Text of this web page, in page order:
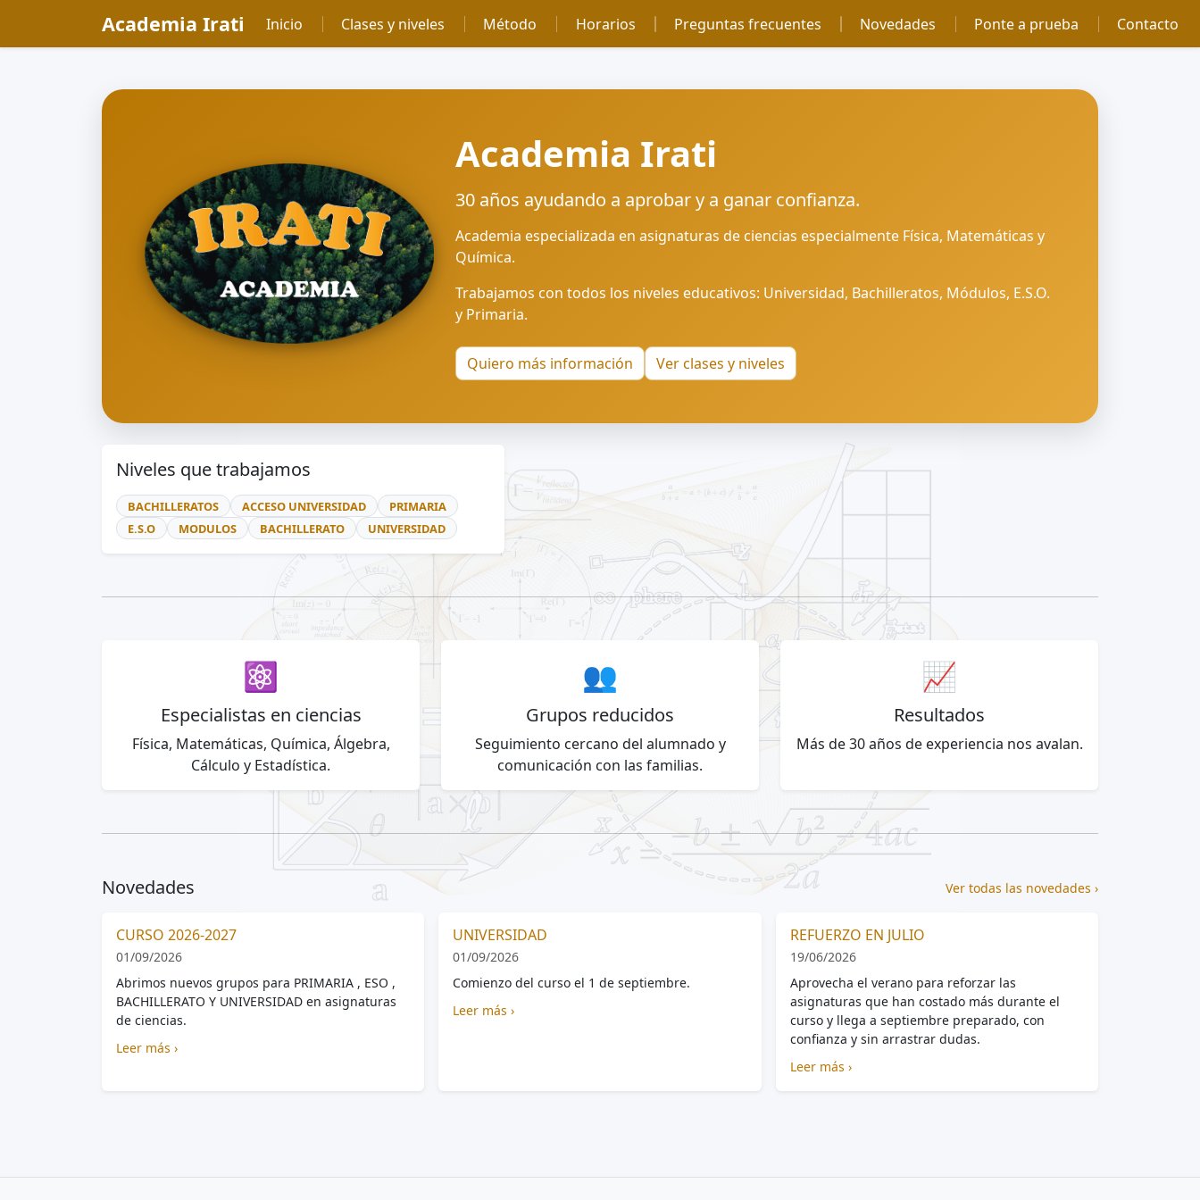
Academia Irati Inicio Clases y niveles Método Horarios Preguntas frecuentes Novedades Ponte a prueba Contacto
Academia Irati
30 años ayudando a aprobar y a ganar confianza.
Academia especializada en asignaturas de ciencias especialmente Física, Matemáticas y
Química.
Trabajamos con todos los niveles educativos: Universidad, Bachilleratos, Módulos, E.S.O.
y Primaria.
Quiero más información Ver clases y niveles
Niveles que trabajamos
BACHILLERATOS ACCESO UNIVERSIDAD
PRIMARIA
E.S.O
MODULOS BACHILLERATO UNIVERSIDAD
⚛️
Especialistas en ciencias
Física, Matemáticas, Química, Álgebra,
Cálculo y Estadística.
👥
Grupos reducidos
Seguimiento cercano del alumnado y
comunicación con las familias.
📈
Resultados
Más de 30 años de experiencia nos avalan.
Novedades Ver todas las novedades ›
CURSO 2026-2027
01/09/2026
Abrimos nuevos grupos para PRIMARIA , ESO ,
BACHILLERATO Y UNIVERSIDAD en asignaturas
de ciencias.
Leer más ›
UNIVERSIDAD
01/09/2026
Comienzo del curso el 1 de septiembre.
Leer más ›
REFUERZO EN JULIO
19/06/2026
Aprovecha el verano para reforzar las
asignaturas que han costado más durante el
curso y llega a septiembre preparado, con
confianza y sin arrastrar dudas.
Leer más ›